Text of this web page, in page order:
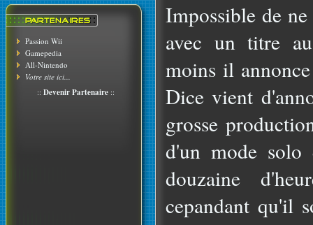
Passion Wii
Gamepedia
All-Nintendo
Votre site ici...
:: Devenir Partenaire ::
Impossible de
avec un titre
moins il
Dice vient
grosse
d'un mode solo
douzaine
cepandant qu'il